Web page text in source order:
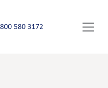
580 3172